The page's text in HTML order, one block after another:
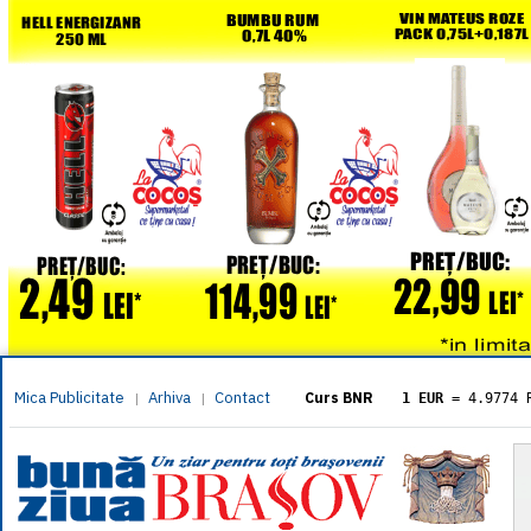
Mica Publicitate | Arhiva | Contact Curs BNR 1 EUR = 4.9774
= 5.8304
1 XAU= 464.4611
1 AED= 1.1933
1 AUD= 2.7957
1 BGN= 2.5449